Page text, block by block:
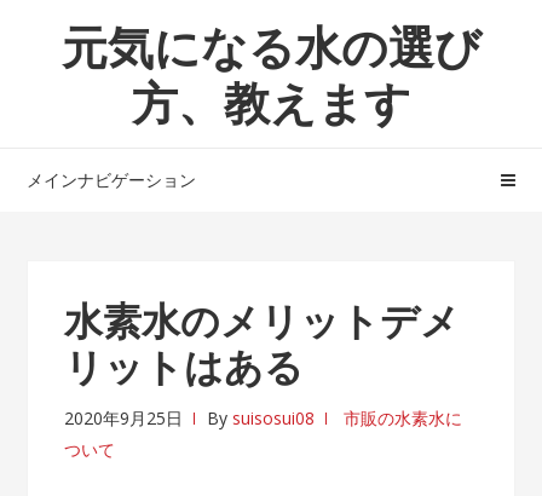
ョ
へ
元気になる水の選び
方、教えます
メインナビゲーション
水素水のメリットデメ
リットはある
2020年9月25日 By suisosui08
市販の水素水に
ついて